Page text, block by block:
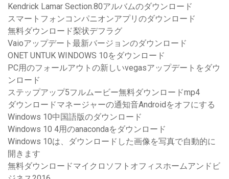
Kendrick Lamar Section.80アルバムのダウンロード
スマートフォンコンパニオンアプリのダウンロード
無料ダウンロード梨状デフラグ
Vaioアップデート最新バージョンのダウンロード
ONET UNTUK WINDOWS 10をダウンロード
PC用のフォールアウトの新しいvegasアップデートをダウ
ンロード
ステップアップ5フルムービー無料ダウンロードmp4
ダウンロードマネージャーの通知音Androidをオフにする
Windows 10中国語版のダウンロード
Windows 10 4用のanacondaをダウンロード
Windows 10は、ダウンロードした画像を写真で自動的に
開きます
無料ダウンロードマイクロソフトオフィスホームアンドビ